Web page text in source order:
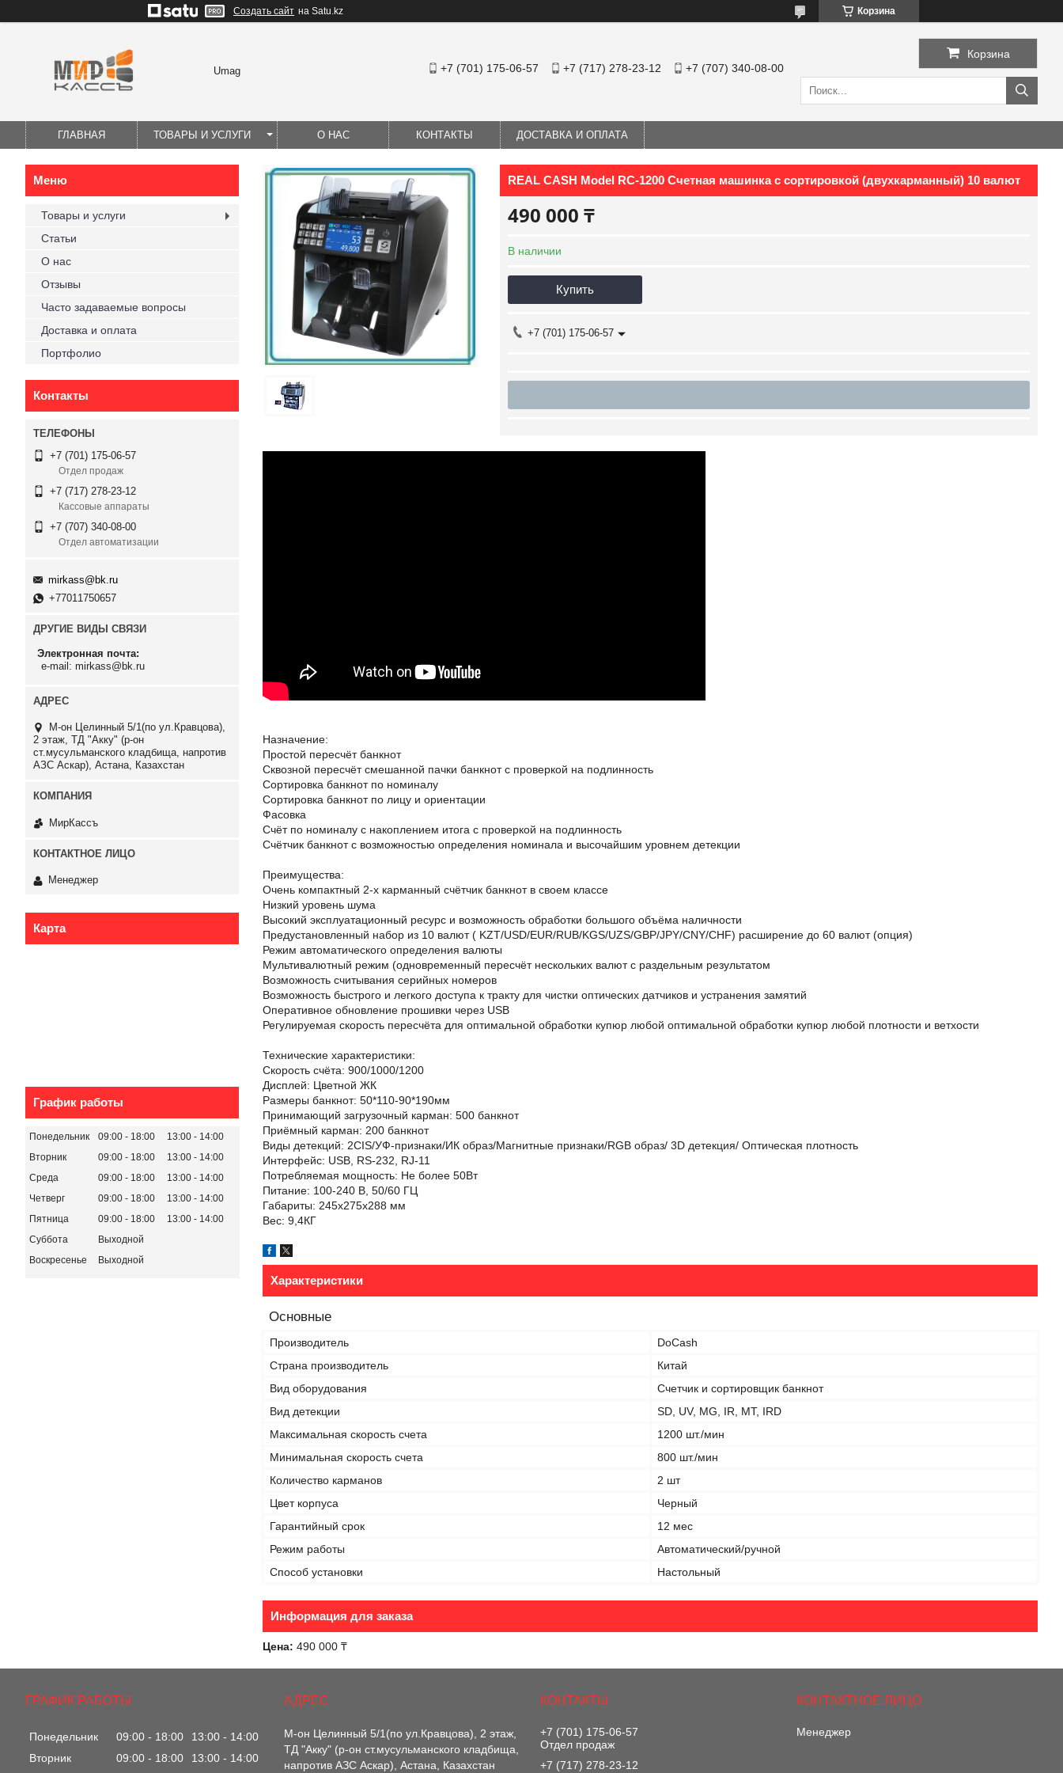
Создать сайт на Satu.kz Корзина
Umag +7 (701) 175-06-57 +7 (717) 278-23-12 +7 (707) 340-08-00
Корзина
ГЛАВНАЯ ТОВАРЫ И УСЛУГИ О НАС КОНТАКТЫ ДОСТАВКА И ОПЛАТА
REAL CASH Model RC-1200 Счетная машинка с сортировкой (двухкарманный) 10 валют
490 000 ₸
В наличии
Купить
+7 (701) 175-06-57
Назначение:
Простой пересчёт банкнот
Сквозной пересчёт смешанной пачки банкнот с проверкой на подлинность
Сортировка банкнот по номиналу
Сортировка банкнот по лицу и ориентации
Фасовка
Счёт по номиналу с накоплением итога с проверкой на подлинность
Счётчик банкнот с возможностью определения номинала и высочайшим уровнем детекции
Преимущества:
Очень компактный 2-х карманный счётчик банкнот в своем классе
Низкий уровень шума
Высокий эксплуатационный ресурс и возможность обработки большого объёма наличности
Предустановленный набор из 10 валют ( KZT/USD/EUR/RUB/KGS/UZS/GBP/JPY/CNY/CHF) расширение до 60 валют (опция)
Режим автоматического определения валюты
Мультивалютный режим (одновременный пересчёт нескольких валют с раздельным результатом
Возможность считывания серийных номеров
Возможность быстрого и легкого доступа к тракту для чистки оптических датчиков и устранения замятий
Оперативное обновление прошивки через USB
Регулируемая скорость пересчёта для оптимальной обработки купюр любой оптимальной обработки купюр любой плотности и ветхости
Технические характеристики:
Скорость счёта: 900/1000/1200
Дисплей: Цветной ЖК
Размеры банкнот: 50*110-90*190мм
Принимающий загрузочный карман: 500 банкнот
Приёмный карман: 200 банкнот
Виды детекций: 2CIS/УФ-признаки/ИК образ/Магнитные признаки/RGB образ/ 3D детекция/ Оптическая плотность
Интерфейс: USB, RS-232, RJ-11
Потребляемая мощность: Не более 50Вт
Питание: 100-240 В, 50/60 ГЦ
Габариты: 245х275х288 мм
Вес: 9,4КГ
Характеристики
Основные
Производитель
DoCash
Страна производитель
Китай
Вид оборудования
Счетчик и сортировщик банкнот
Вид детекции
SD, UV, MG, IR, MT, IRD
Максимальная скорость счета
1200 шт./мин
Минимальная скорость счета
800 шт./мин
Количество карманов
2 шт
Цвет корпуса
Черный
Гарантийный срок
12 мес
Режим работы
Автоматический/ручной
Способ установки
Настольный
Информация для заказа
Цена: 490 000 ₸
Товары и услуги
Статьи
О нас
Отзывы
Часто задаваемые вопросы
Доставка и оплата
Портфолио
Контакты
+7 (701) 175-06-57
Отдел продаж
+7 (717) 278-23-12
Кассовые аппараты
+7 (707) 340-08-00
Отдел автоматизации
mirkass@bk.ru
+77011750657
ДРУГИЕ ВИДЫ СВЯЗИ
Электронная почта
e-mail: mirkass@bk.ru
М-он Целинный 5/1(по ул.Кравцова),
2 этаж, ТД "Акку" (р-он
ст.мусульманского кладбища, напротив
АЗС Аскар), Астана, Казахстан
МирКассъ
Менеджер
Карта
График работы
Понедельник 09:00 18:00 13:00
14:00
Вторник
09:00 18:00 13:00
14:00
Среда
09:00 18:00 13:00
14:00
Четверг
09:00 18:00 13:00
14:00
Пятница
09:00 18:00 13:00
14:00
Суббота
Выходной
Воскресенье
Выходной
ГРАФИК РАБОТЫ
Понедельник 09:00 18:00 13:00
14:00
Вторник
09:00 18:00 13:00 14:00
М-он Целинный 5/1(по ул.Кравцова), 2 этаж,
ТД "Акку" (р-он ст.мусульманского кладбища,
напротив АЗС Аскар), Астана, Казахстан
+7 (701) 175-06-57
Отдел продаж
+7 (717) 278-23-12
Менеджер